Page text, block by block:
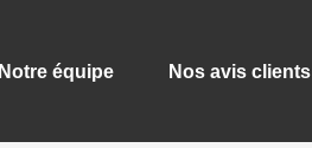
Notre équipe Nos avis clients